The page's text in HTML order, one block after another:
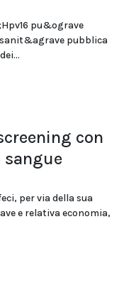
pu&ograve
pubblica
con
per via della sua
e relativa economia,